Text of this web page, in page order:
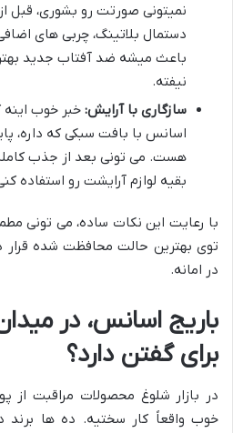
نمیتونی صورتت رو بشوری، قبل
دستمال بلاتینگ، چربی های
باعث میشه ضد آفتاب جدید
نیفته.
سازگاری با آرایش: خبر خوب
اسانس با بافت سبکی که داره،
هست. می تونی بعد از جذب
بقیه لوازم آرایشت رو استفاده
با رعایت این نکات ساده، می تونی
توی بهترین حالت محافظت شده قرار
در امانه.
باریج اسانس، در
برای گفتن دارد؟
در بازار شلوغ محصولات مراقبت
خوب واقعاً کار سختیه. ده ها برند